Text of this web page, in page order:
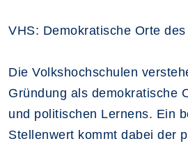
VHS: Demokratische Orte
Die Volkshochschulen
Gründung als demokratische
und politischen Lernens. Ein
Stellenwert kommt dabei der